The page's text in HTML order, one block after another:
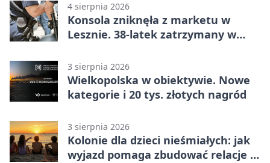
4 sierpnia 2026
Konsola zniknęła z marketu w
Lesznie. 38-latek zatrzymany w
3 sierpnia 2026
Wielkopolska w obiektywie. Nowe
kategorie i 20 tys. złotych nagród
3 sierpnia 2026
Kolonie dla dzieci nieśmiałych: jak
wyjazd pomaga zbudować relacje z